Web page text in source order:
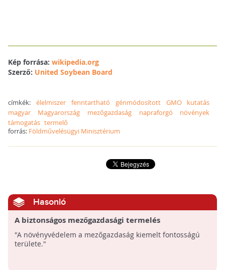
Kép forrása: wikipedia.org
Szerző: United Soybean Board
címkék:élelmiszer fenntartható génmódosított GMO
kutatás
magyar
Magyarország mezőgazdaság napraforgó
növények
támogatás termelő
forrás: Földművelésügyi Minisztérium
Hasonló
A biztonságos mezőgazdasági termelés
kiindulópontja a növényvédelem
"A növényvédelem a mezőgazdaság kiemelt fontosságú
területe."